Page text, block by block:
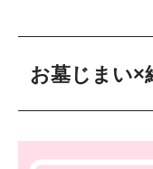
お墓じまい×